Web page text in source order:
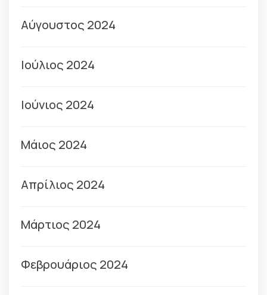
Αύγουστος 2024
Ιούλιος 2024
Ιούνιος 2024
Μάιος 2024
Απρίλιος 2024
Μάρτιος 2024
Φεβρουάριος 2024